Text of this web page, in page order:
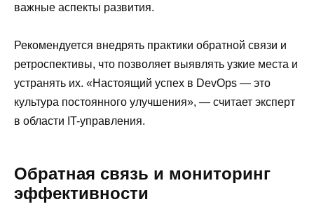
важные аспекты развития.
Рекомендуется внедрять практики обратной связи и
ретроспективы, что позволяет выявлять узкие места и
устранять их. «Настоящий успех в DevOps — это
культура постоянного улучшения», — считает эксперт
в области IT-управления.
Обратная связь и мониторинг
эффективности